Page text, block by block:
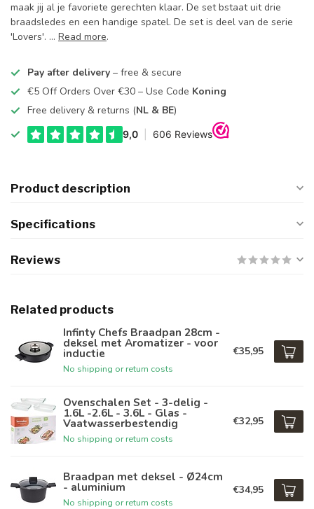
maak jij al je favoriete gerechten klaar. De set bstaat uit drie
braadsledes en een handige spatel. De set is deel van de serie
'Lovers'. ... Read more.
Pay after delivery – free & secure
€5 Off Orders Over €30 – Use Code Koning
Free delivery & returns (NL & BE)
Product description
Specifications
Reviews
Related products
Infinty Chefs Braadpan 28cm -
deksel met Aromatizer - voor
inductie
No shipping or return costs
€35,95
Ovenschalen Set - 3-delig -
1.6L -2.6L - 3.6L - Glas -
Vaatwasserbestendig
No shipping or return costs
€32,95
Braadpan met deksel - Ø24cm
- aluminium
No shipping or return costs
€34,95